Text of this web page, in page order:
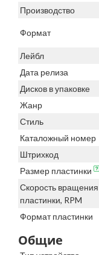
Производство
Формат
Лейбл
Дата релиза
Дисков в упаковке
Жанр
Стиль
Каталожный номер
Штрихкод
Размер пластинки
Скорость вращения
пластинки, RPM
Формат пластинки
Общие